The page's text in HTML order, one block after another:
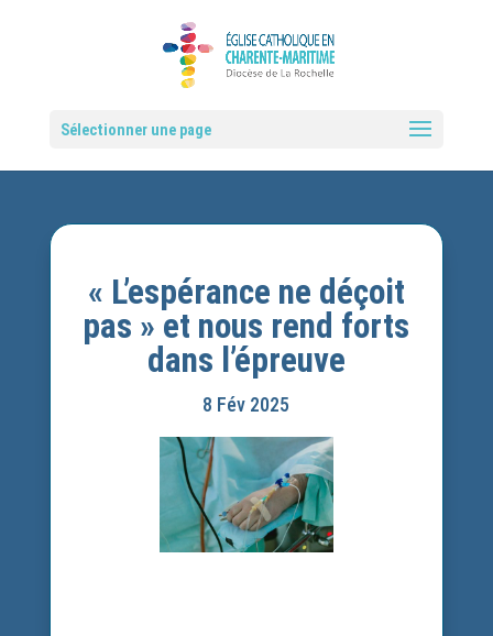
Sélectionner une page
« L’espérance ne déçoit
pas » et nous rend forts
dans l’épreuve
8 Fév 2025